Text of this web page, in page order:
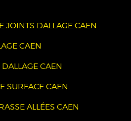
JOINTS DALLAGE CAEN
CAEN
CAEN
SURFACE CAEN
ALLÉES CAEN